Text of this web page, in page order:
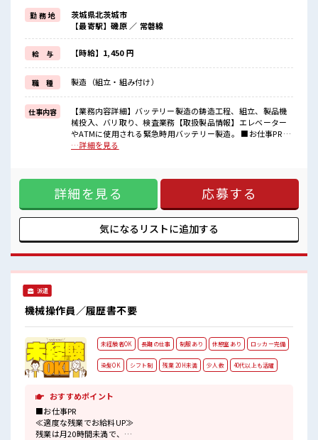
基本的に髪色自由で明るすぎたり奇抜でなければOKです！
(規定有)≪ラクラク制服アリ≫
制服があるので、
毎日の服装の悩み解消♪
≪未経験OKの仕事≫
新しいことにチャレンジするのは不安だけど、
しっかり働く環境が整っています！
イチからスキルUP・ステップUP目指していきましょう！
≪自分に合った期間で働ける≫
福利厚生が整った派遣のお仕事です！
■職場の雰囲気
『少人数』だからコミュニケーションも取りやすい？
休憩室で自分タイム！
のんびりスマホチェック♪
勤 務 地
茨城県北茨城市
【最寄駅】磯原 ／ 常磐線
給 与 【時給】1,450 円
職 種 製造（組立・組み付け）
仕事内容
【業務内容詳細】バッテリー製造の鋳造工程、組立、製品機
械投入、バリ取り、検査業務【取扱製品情報】エレベーター
やATMに使用される緊急時用バッテリー製造。 ■お仕事PR ≪
無理なくお給料に残業代を上乗せ≫ 残業は月20時間未満で、
≫ 制服があるので、 毎日の服装の悩み解消♪ ≪未経験OKの
仕事≫ 新しいことにチャレンジするのは不安だけど、 しっか
り働く環境が整っています！ イチからスキルUP・ステップ
UP目指していきましょう！ ≪自分に合った期間で働ける≫ 福
利厚生が整った派遣のお仕事です！ ■職場の雰囲気 『少人
数』だからコミュニケーションも取りやすい？ キバツ過ぎな
休憩室で自分タイム！ のんびりスマホチェック♪
…詳細を見る
詳細を見る 応募する
気になるリストに追加する
派遣
機械操作員／履歴書不要
未経験者OK 長期の仕事 制服あり 休憩室あり ロッカー完備
染髪OK シフト制 残業 20H未満 少人数 40代以上も活躍
おすすめポイント
■お仕事PR
≪適度な残業でお給料UP≫
残業は月20時間未満で、